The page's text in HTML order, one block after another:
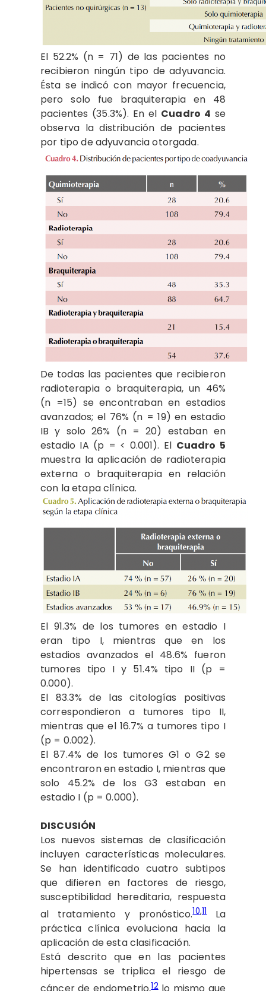
El 52.2% (n = 71) de las pacientes no
recibieron ningún tipo de adyuvancia.
Ésta se indicó con mayor frecuencia,
pero solo fue braquiterapia en 48
pacientes (35.3%). En el Cuadro 4 se
observa la distribución de pacientes
por tipo de adyuvancia otorgada.
De todas las pacientes que recibieron
radioterapia o braquiterapia, un 46%
(n =15) se encontraban en estadios
avanzados; el 76% (n = 19) en estadio
IB y solo 26% (n = 20) estaban en
estadio IA (p = < 0.001). El Cuadro 5
muestra la aplicación de radioterapia
externa o braquiterapia en relación
con la etapa clínica.
El 91.3% de los tumores en estadio I
eran tipo I, mientras que en los
estadios avanzados el 48.6% fueron
tumores tipo I y 51.4% tipo II (p =
0.000).
El 83.3% de las citologías positivas
correspondieron a tumores tipo II,
mientras que el 16.7% a tumores tipo I
(p = 0.002).
El 87.4% de los tumores G1 o G2 se
encontraron en estadio I, mientras que
solo 45.2% de los G3 estaban en
estadio I (p = 0.000).
DISCUSIÓN
Los nuevos sistemas de clasificación
incluyen características moleculares.
Se han identificado cuatro subtipos
que difieren en factores de riesgo,
susceptibilidad hereditaria, respuesta
al tratamiento y pronóstico.10,11La
práctica clínica evoluciona hacia la
aplicación de esta clasificación.
Está descrito que en las pacientes
hipertensas se triplica el riesgo de
12